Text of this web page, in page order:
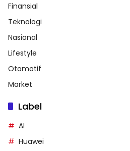
Finansial
Teknologi
Nasional
Lifestyle
Otomotif
Market
Label
AI
Huawei